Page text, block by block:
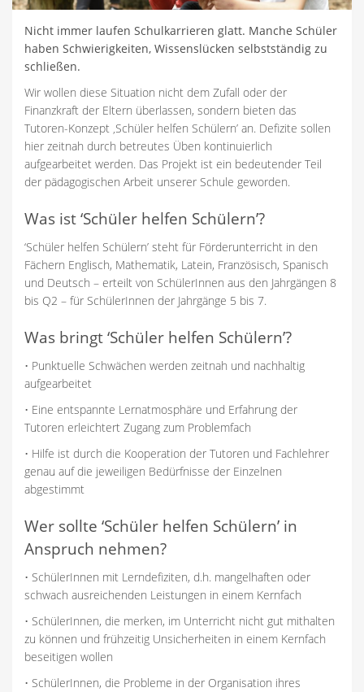
Nicht immer laufen Schulkarrieren glatt. Manche Schüler
haben Schwierigkeiten, Wissenslücken selbstständig zu
schließen.
Wir wollen diese Situation nicht dem Zufall oder der
Finanzkraft der Eltern überlassen, sondern bieten das
Tutoren-Konzept ‚Schüler helfen Schülern’ an. Defizite sollen
hier zeitnah durch betreutes Üben kontinuierlich
aufgearbeitet werden. Das Projekt ist ein bedeutender Teil
der pädagogischen Arbeit unserer Schule geworden.
Was ist ‘Schüler helfen Schülern’?
‘Schüler helfen Schülern’ steht für Förderunterricht in den
Fächern Englisch, Mathematik, Latein, Französisch, Spanisch
und Deutsch – erteilt von SchülerInnen aus den Jahrgängen 8
bis Q2 – für SchülerInnen der Jahrgänge 5 bis 7.
Was bringt ‘Schüler helfen Schülern’?
• Punktuelle Schwächen werden zeitnah und nachhaltig
aufgearbeitet
• Eine entspannte Lernatmosphäre und Erfahrung der
Tutoren erleichtert Zugang zum Problemfach
• Hilfe ist durch die Kooperation der Tutoren und Fachlehrer
genau auf die jeweiligen Bedürfnisse der Einzelnen
abgestimmt
Wer sollte ‘Schüler helfen Schülern’ in
Anspruch nehmen?
• SchülerInnen mit Lerndefiziten, d.h. mangelhaften oder
schwach ausreichenden Leistungen in einem Kernfach
• SchülerInnen, die merken, im Unterricht nicht gut mithalten
zu können und frühzeitig Unsicherheiten in einem Kernfach
beseitigen wollen
• SchülerInnen, die Probleme in der Organisation ihres